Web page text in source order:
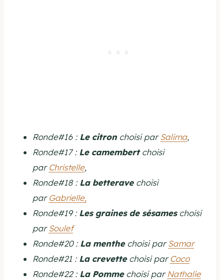
Ronde#16 : Le citronchoisi parSalima,
Ronde#17 : Le camembertchoisi
parChristelle,
Ronde#18 : La betteravechoisi
parGabrielle,
Ronde#19 : Les graines de sésameschoisi
parSoulef
Ronde#20 : La menthechoisi parSamar
Ronde#21 : La crevettechoisi parCoco
Ronde#22 : La Pommechoisi parNathalie